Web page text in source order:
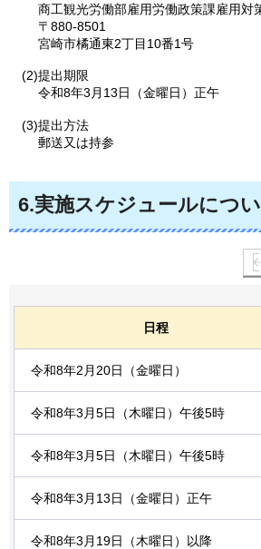
商工観光労働部雇用労働政策課雇用対
〒880-8501
宮崎市橘通東2丁目10番1号
(2)提出期限
令和8年3月13日（金曜日）正午
(3)提出方法
郵送又は持参
6.実施スケジュールにつ
日程
令和8年2月20日（金曜日）
令和8年3月5日（木曜日）午後5時
令和8年3月5日（木曜日）午後5時
令和8年3月13日（金曜日）正午
令和8年3月19日（木曜日）以降